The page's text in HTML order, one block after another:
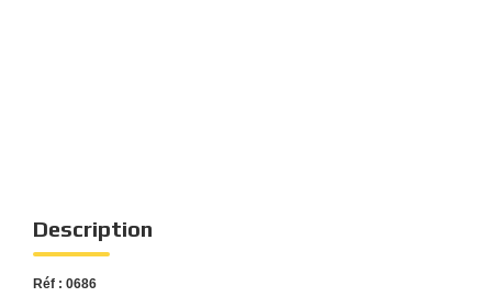
Description
Réf : 0686